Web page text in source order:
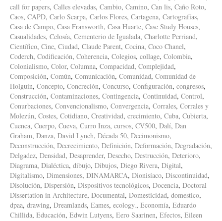
call for papers, Calles elevadas, Cambio, Camino, Can lis, Caño Roto,
Caos, CAPD, Carlo Scarpa, Carlos Flores, Cartagena, Cartografías,
Casa de Campo, Casa Fransworth, Casa Huarte, Case Study Houses,
Casualidades, Celosía, Cementerio de Igualada, Charlotte Perriand,
Científico, Cine, Ciudad, Claude Parent, Cocina, Coco Chanel,
Coderch, Codificación, Coherencia, Colegios, collage, Colombia,
Colonialismo, Color, Columna, Compacidad, Complejidad,
Composición, Común, Comunicación, Comunidad, Comunidad de
Holguín, Concepto, Concreción, Concurso, Configuración, congresos,
Construcción, Contaminaciones, Contingencia, Continuidad, Control,
Conurbaciones, Convencionalismo, Convergencia, Corrales, Corrales y
Molezún, Costes, Cotidiano, Creatividad, crecimiento, Cuba, Cubierta,
Cuenca, Cuerpo, Cueva, Curro Inza, cursos, CV500, Dalí, Dan
Graham, Danza, David Lynch, Década 50, Decimonismo,
Deconstrucción, Decrecimiento, Definición, Deformación, Degradación,
Delgadez, Densidad, Desaprender, Desecho, Destrucción, Deterioro,
Diagrama, Dialéctica, dibujo, Dibujos, Diego Rivera, Digital,
Digitalismo, Dimensiones, DINAMARCA, Dionisíaco, Discontinuidad,
Disolución, Dispersión, Dispositivos tecnológicos, Docencia, Doctoral
Dissertation in Architecture, Documental, Domesticidad, domestico,
dpaa, drawing, Dreamlands, Eames, ecology., Economía, Eduardo
Chillida, Educación, Edwin Lutyens, Eero Saarinen, Efectos, Eileen